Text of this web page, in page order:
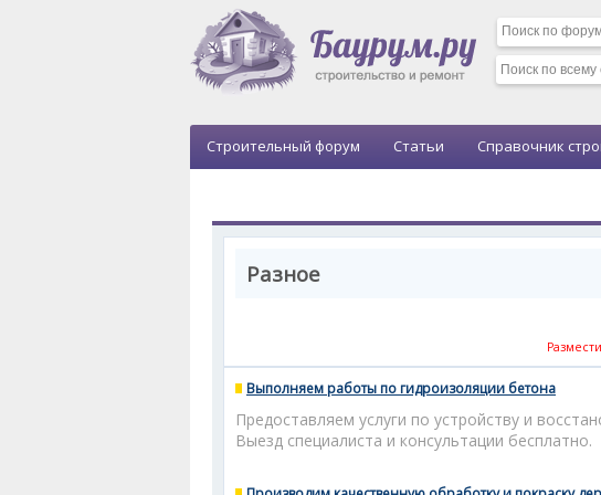
Строительный форум Статьи Справочник
Разное
Выполняем работы по гидроизоляции бетона
Предоставляем услуги по устройству и
Выезд специалиста и консультации бесплатно.